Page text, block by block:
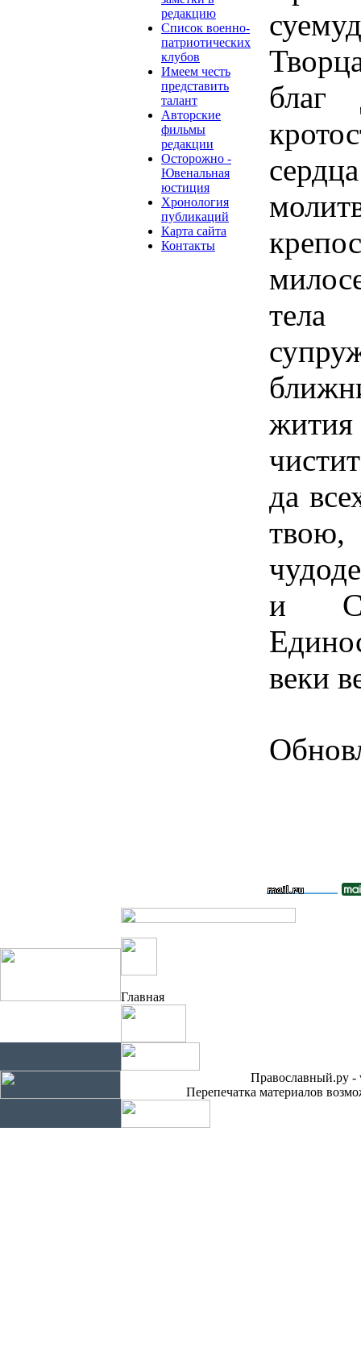
редакцию
Список военно-
патриотических
клубов
Имеем честь
представить
талант
Авторские
фильмы
редакции
Осторожно -
Ювенальная
юстиция
Хронология
публикаций
Карта сайта
Контакты
благ
тела
да
и
веки
Главная
Православный.ру -
Перепечатка материалов